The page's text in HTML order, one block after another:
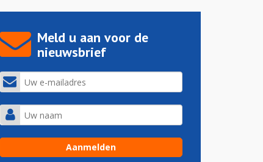
Meld u aan voor de
nieuwsbrief